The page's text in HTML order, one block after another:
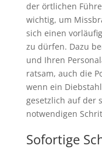
der örtlichen
wichtig, um
sich einen
zu dürfen. Dazu
und Ihren
ratsam, auch die
wenn ein
gesetzlich auf der
notwendigen
Sofortige